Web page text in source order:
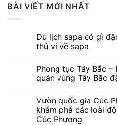
BÀI VIẾT MỚI NHẤT
Du lịch sapa có gì
thú vị về sapa
Phong tục Tây Bắc
quán vùng Tây Bắc
Vườn quốc gia Cúc
khám phá các loài
Cúc Phương